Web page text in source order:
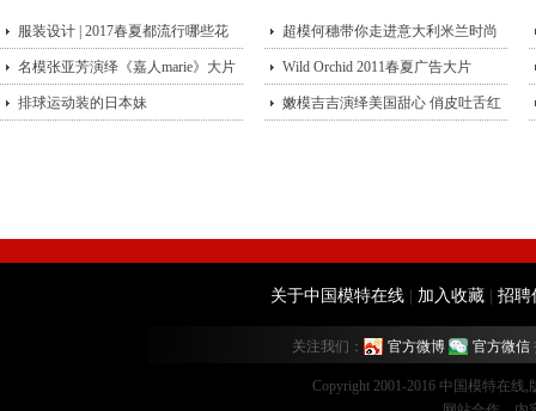
服装设计 | 2017春夏都流行哪些花
型？
超模何穗带你走进意大利米兰时尚
街头
名模张亚芳演绎《嘉人marie》大片 Wild Orchid 2011春夏广告大片
排球运动装的日本妹 嫩模吉吉演绎美国甜心 俏皮吐舌红
关于中国模特在线 加入收藏 招聘
关注我们： 官方微博 官方微信
Copyright 2001-2016 中国模特在线